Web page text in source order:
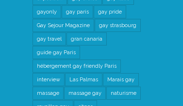
gayonly gay paris gay pride
Gay Sejour Magazine gay strasbourg
gay travel gran canaria
guide gay Paris
hébergement gay friendly Paris
interview Las Palmas Marais gay
massage massage gay naturisme